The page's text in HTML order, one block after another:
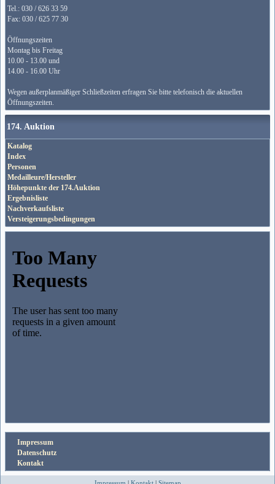
Tel.: 030 / 626 33 59
Fax: 030 / 625 77 30
Öffnungszeiten
Montag bis Freitag
10.00 - 13.00 und
14.00 - 16.00 Uhr
Wegen außerplanmäßiger Schließzeiten erfragen Sie bitte telefonisch die aktuellen
Öffnungszeiten.
174. Auktion
Katalog
Index
Personen
Medailleure/Hersteller
Höhepunkte der 174.Auktion
Ergebnisliste
Nachverkaufsliste
Versteigerungsbedingungen
Impressum
Datenschutz
Kontakt